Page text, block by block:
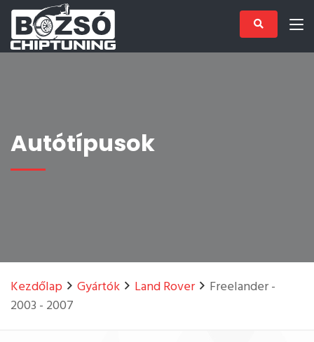
Autótípusok
Kezdőlap Gyártók Land Rover
Freelander -
2003 - 2007